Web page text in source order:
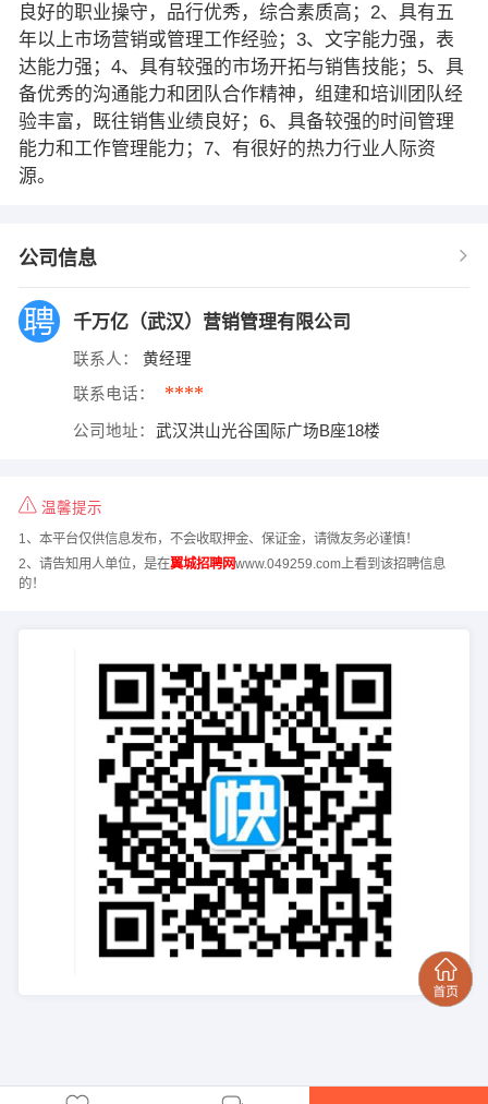
良好的职业操守，品行优秀，综合素质高；2、具有五
年以上市场营销或管理工作经验；3、文字能力强，表
达能力强；4、具有较强的市场开拓与销售技能；5、具
备优秀的沟通能力和团队合作精神，组建和培训团队经
验丰富，既往销售业绩良好；6、具备较强的时间管理
能力和工作管理能力；7、有很好的热力行业人际资
源。
公司信息
千万亿（武汉）营销管理有限公司
联系人： 黄经理
联系电话： ****
公司地址： 武汉洪山光谷国际广场B座18楼
温馨提示
1、本平台仅供信息发布，不会收取押金、保证金，请微友务必谨慎！
2、请告知用人单位，是在翼城招聘网www.049259.com上看到该招聘信息
的！